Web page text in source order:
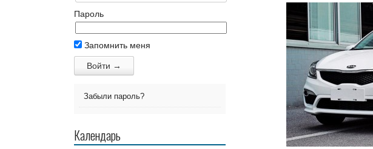
Пароль
Запомнить меня
Забыли пароль?
Календарь